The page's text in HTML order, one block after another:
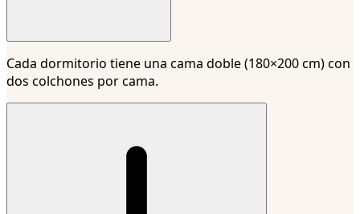
Cada dormitorio tiene una cama doble (180×200 cm) con
dos colchones por cama.